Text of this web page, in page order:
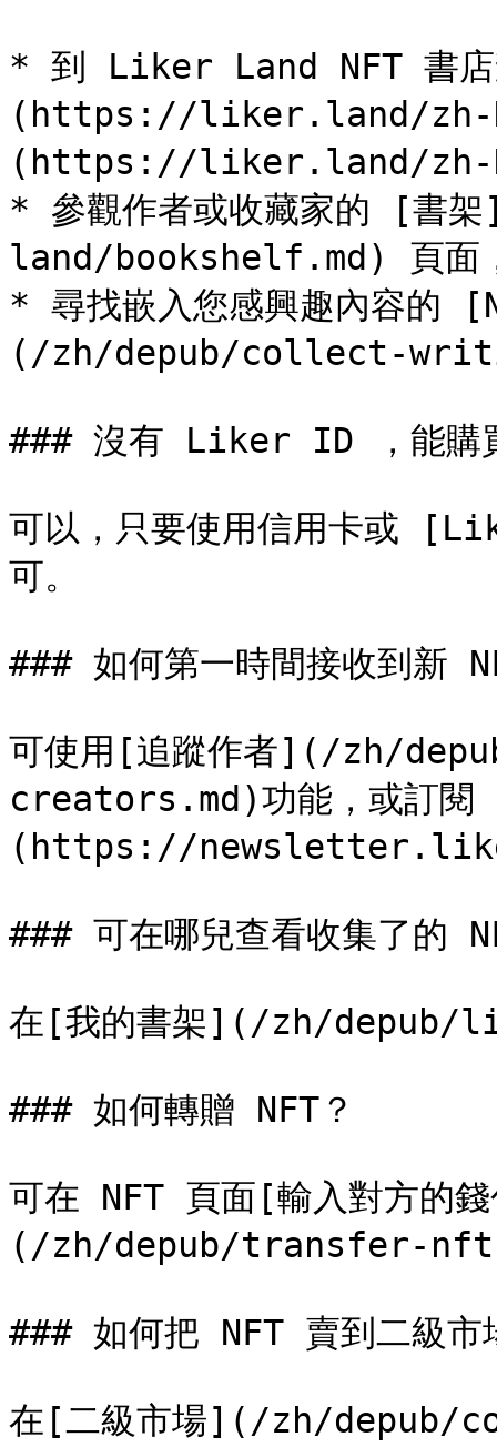
* 到 Liker Land NFT 書店
(https://liker.land/zh-
(https://liker.land/zh-
* 參觀作者或收藏家的 [
land/bookshelf.md) 頁面，
* 尋找嵌入您感興趣內容的
(/zh/depub/collect-
### 沒有 Liker ID ，能購
可以，只要使用信用卡
可。
### 如何第一時間接收到新
可使用[追蹤作者](/zh/
creators.md)功能，或訂
(https://
### 可在哪兒查看收集了的
在[我的書架](/zh/depub/
### 如何轉贈 NFT？
可在 NFT 頁面[輸入對方的
(/zh/depub/transfer-
### 如何把 NFT 賣到二級市
在[二級市場](/zh/